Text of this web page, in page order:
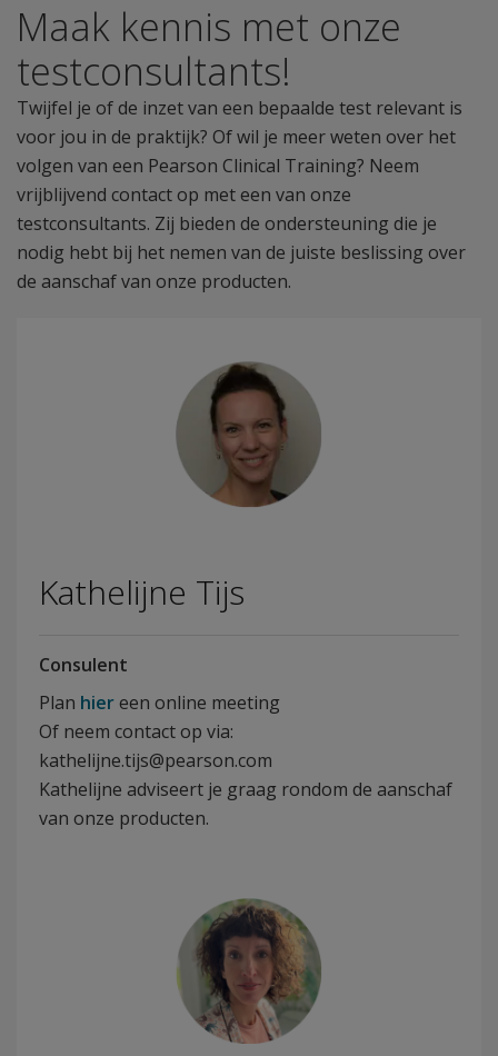
Maak kennis met onze
testconsultants!
Twijfel je of de inzet van een bepaalde test relevant is
voor jou in de praktijk? Of wil je meer weten over het
volgen van een Pearson Clinical Training? Neem
vrijblijvend contact op met een van onze
testconsultants. Zij bieden de ondersteuning die je
nodig hebt bij het nemen van de juiste beslissing over
de aanschaf van onze producten.
Kathelijne Tijs
Consulent
Plan hiereen online meeting
Of neem contact op via:
kathelijne.tijs@pearson.com
Kathelijne adviseert je graag rondom de aanschaf
van onze producten.